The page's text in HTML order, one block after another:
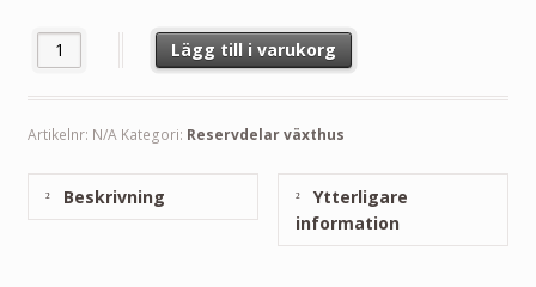
Färgkit mängd Lägg till i varukorg
Artikelnr: N/A Kategori: Reservdelar växthus
Beskrivning
Ytterligare
information